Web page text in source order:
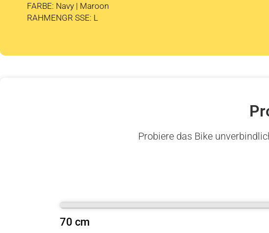
FARBE: Navy | Maroon
RAHMENGR SSE: L
Probiere das Bike
70 cm